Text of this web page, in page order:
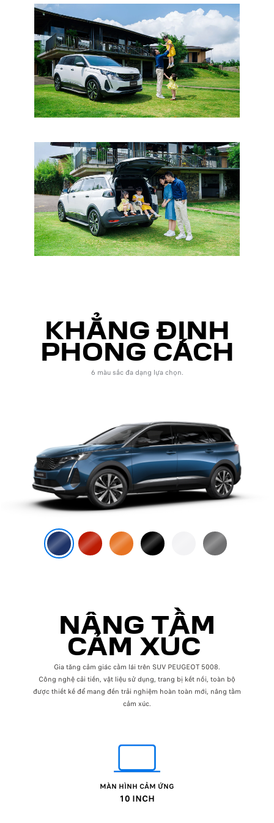
KHẲNG ĐỊNH
PHONG CÁCH
6 màu sắc đa dạng lựa chọn.
NÂNG TẦM
CẢM XÚC
Gia tăng cảm giác cầm lái trên SUV PEUGEOT 5008.
Công nghệ cải tiến, vật liệu sử dụng, trang bị kết nối, toàn bộ
được thiết kế để mang đến trải nghiệm hoàn toàn mới, nâng tầm
cảm xúc.
MÀN HÌNH CẢM ỨNG
10 INCH